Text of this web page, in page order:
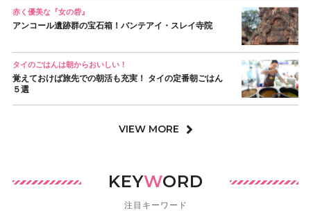
赤く優美な『女の砦』
アンコール遺跡群の宝石箱！バンテアイ・スレイ寺院
タイのごはんは朝からおいしい！
覚えておけば旅先での朝活も充実！ タイの定番朝ごはん
５選
VIEW MORE
KEYWORD
注目キーワード